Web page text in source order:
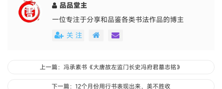
品品堂主
一位专注于分享和品鉴各类书法作品的博主
关 注
上一篇：冯承素书《大唐故左监门长史冯府君墓志铭》
下一篇：12个月份用行书表现出来，美不胜收